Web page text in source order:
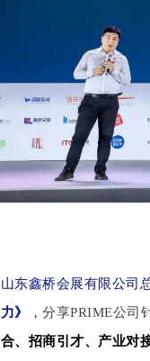
山东鑫桥会展有限公司
力》
，分享PRIME公司
合、招商引才、产业对